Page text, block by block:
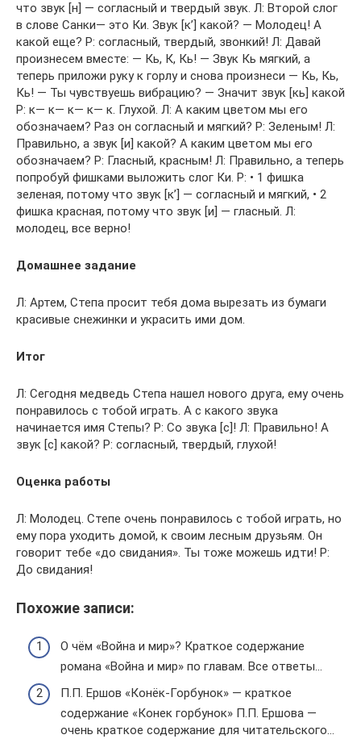
что звук [н] — согласный и твердый звук. Л: Второй слог
в слове Санки— это Ки. Звук [к’] какой? — Молодец! А
какой еще? Р: согласный, твердый, звонкий! Л: Давай
произнесем вместе: — Кь, К, Кь! — Звук Кь мягкий, а
теперь приложи руку к горлу и снова произнеси — Кь, Кь,
Кь! — Ты чувствуешь вибрацию? — Значит звук [кь] какой
Р: к— к— к— к— к. Глухой. Л: А каким цветом мы его
обозначаем? Раз он согласный и мягкий? Р: Зеленым! Л:
Правильно, а звук [и] какой? А каким цветом мы его
обозначаем? Р: Гласный, красным! Л: Правильно, а теперь
попробуй фишками выложить слог Ки. Р: • 1 фишка
зеленая, потому что звук [к’] — согласный и мягкий, • 2
фишка красная, потому что звук [и] — гласный. Л:
молодец, все верно!
Домашнее задание
Л: Артем, Степа просит тебя дома вырезать из бумаги
красивые снежинки и украсить ими дом.
Итог
Л: Сегодня медведь Степа нашел нового друга, ему очень
понравилось с тобой играть. А с какого звука
начинается имя Степы? Р: Со звука [с]! Л: Правильно! А
звук [с] какой? Р: согласный, твердый, глухой!
Оценка работы
Л: Молодец. Степе очень понравилось с тобой играть, но
ему пора уходить домой, к своим лесным друзьям. Он
говорит тебе «до свидания». Ты тоже можешь идти! Р:
До свидания!
Похожие записи:
О чём «Война и мир»? Краткое содержание
романа «Война и мир» по главам. Все ответы…
П.П. Ершов «Конёк-Горбунок» — краткое
содержание «Конек горбунок» П.П. Ершова —
очень краткое содержание для читательского…